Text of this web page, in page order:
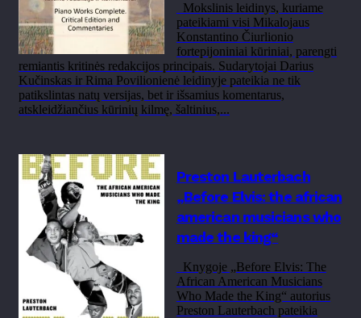
Mokslinis leidinys, kuriame
pateikiami visi Mikalojaus
Konstantino Čiurlionio
fortepijoniniai kūriniai, parengti
remiantis kritinės redakcijos principais. Sudarytojai Darius
Kučinskas ir Rima Povilionienė leidinyje pateikia ne tik
patikslintas natų versijas, bet ir išsamius komentarus,
atskleidžiančius kūrinių kilmę, šaltinius,...
Preston Lauterbach
„Before Elvis: the african
american musicians who
made the king“
Knygoje „Before Elvis: The
African American Musicians
Who Made the King“ autorius
Preston Lauterbach pateikia